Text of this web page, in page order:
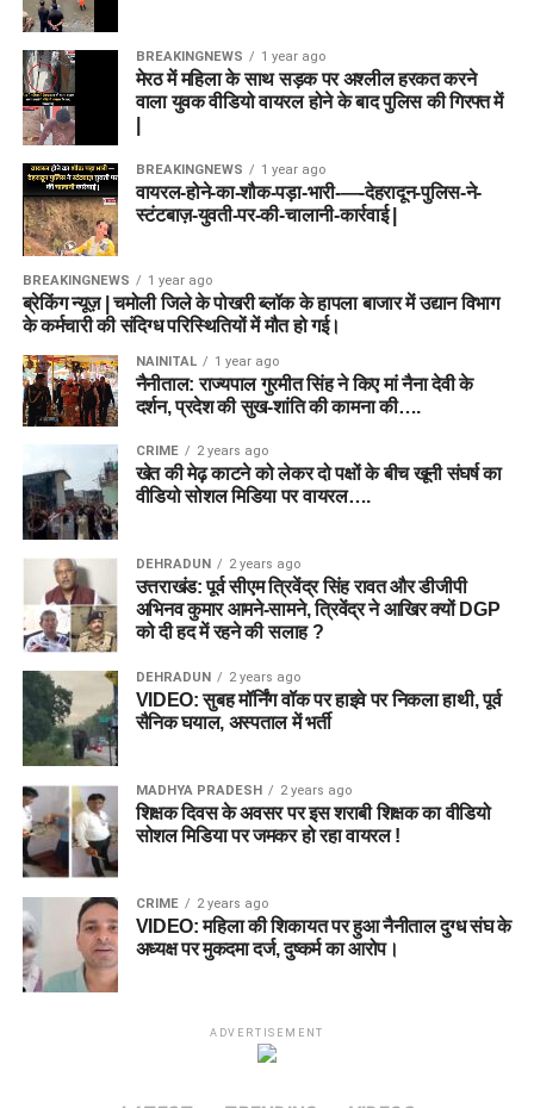
BREAKINGNEWS 1 year ago
मेरठ में महिला के साथ सड़क पर अश्लील हरकत करने
वाला युवक वीडियो वायरल होने के बाद पुलिस की गिरफ्त में
BREAKINGNEWS 1 year ago
वायरल-होने-का-शौक-पड़ा-भारी-—-देहरादून-पुलिस-ने-
स्टंटबाज़-युवती-पर-की-चालानी-कार्रवाई |
BREAKINGNEWS 1 year ago
ब्रेकिंग न्यूज़ | चमोली जिले के पोखरी ब्लॉक के हापला बाजार में उद्यान विभाग
के कर्मचारी की संदिग्ध परिस्थितियों में मौत हो गई।
NAINITAL 1 year ago
नैनीताल: राज्यपाल गुरमीत सिंह ने किए मां नैना देवी के
दर्शन, प्रदेश की सुख-शांति की कामना की….
CRIME 2 years ago
खेत की मेढ़ काटने को लेकर दो पक्षों के बीच खूनी संघर्ष का
वीडियो सोशल मिडिया पर वायरल….
DEHRADUN 2 years ago
उत्तराखंड: पूर्व सीएम त्रिवेंद्र सिंह रावत और डीजीपी
अभिनव कुमार आमने-सामने, त्रिवेंद्र ने आखिर क्यों DGP
को दी हद में रहने की सलाह ?
DEHRADUN 2 years ago
VIDEO: सुबह मॉर्निंग वॉक पर हाइवे पर निकला हाथी, पूर्व
सैनिक घयाल, अस्पताल में भर्ती
MADHYA PRADESH 2 years ago
शिक्षक दिवस के अवसर पर इस शराबी शिक्षक का वीडियो
सोशल मिडिया पर जमकर हो रहा वायरल !
CRIME 2 years ago
VIDEO: महिला की शिकायत पर हुआ नैनीताल दुग्ध संघ के
अध्यक्ष पर मुकदमा दर्ज, दुष्कर्म का आरोप।
ADVERTISEMENT